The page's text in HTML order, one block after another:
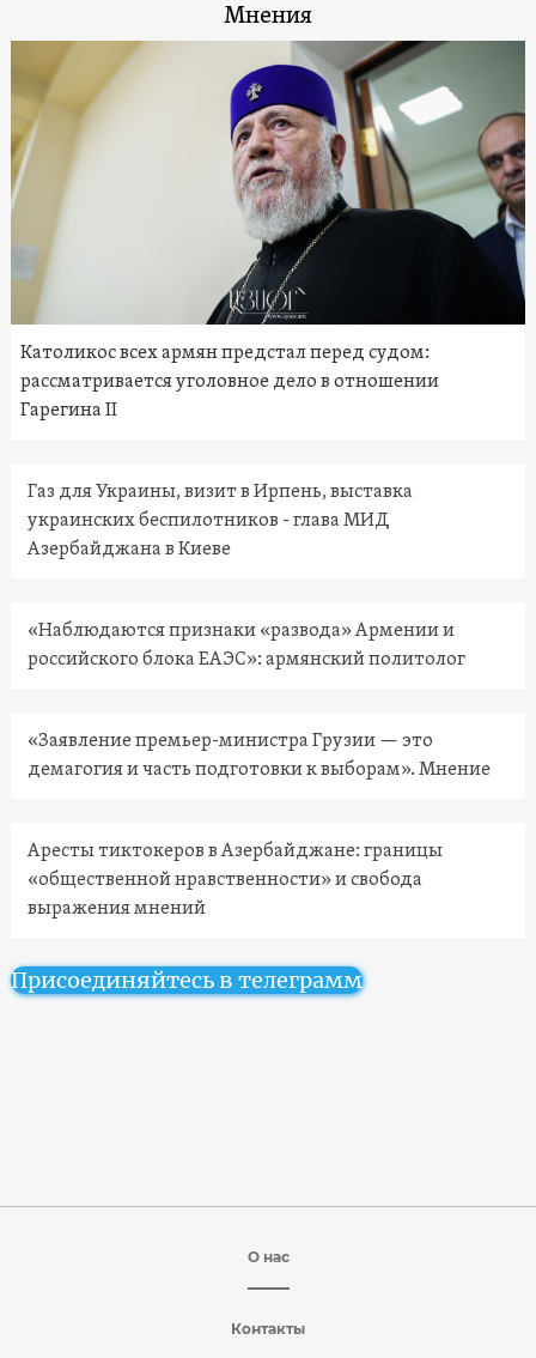
Мнения
Католикос всех армян предстал перед судом:
рассматривается уголовное дело в отношении
Гарегина II
Газ для Украины, визит в Ирпень, выставка
украинских беспилотников - глава МИД
Азербайджана в Киеве
«Наблюдаются признаки «развода» Армении и
российского блока ЕАЭС»: армянский политолог
«Заявление премьер-министра Грузии — это
демагогия и часть подготовки к выборам». Мнение
Аресты тиктокеров в Азербайджане: границы
«общественной нравственности» и свобода
выражения мнений
Присоединяйтесь в телеграмм
О нас
Контакты